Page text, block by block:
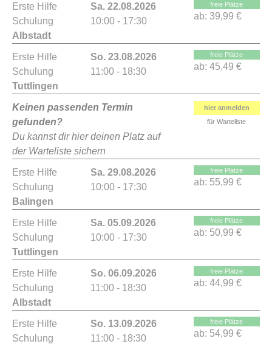
Erste Hilfe
Schulung
Albstadt
Sa. 22.08.2026
10:00 - 17:30
freie Plätze
ab: 39,99 €
Erste Hilfe
Schulung
Tuttlingen
So. 23.08.2026
11:00 - 18:30
freie Plätze
ab: 45,49 €
Keinen passenden Termin
gefunden?
Du kannst dir hier deinen Platz auf
der Warteliste sichern
hier anmelden
für Warteliste
Erste Hilfe
Schulung
Balingen
Sa. 29.08.2026
10:00 - 17:30
freie Plätze
ab: 55,99 €
Erste Hilfe
Schulung
Tuttlingen
Sa. 05.09.2026
10:00 - 17:30
freie Plätze
ab: 50,99 €
Erste Hilfe
Schulung
Albstadt
So. 06.09.2026
11:00 - 18:30
freie Plätze
ab: 44,99 €
Erste Hilfe
Schulung
So. 13.09.2026
11:00 - 18:30
freie Plätze
ab: 54,99 €